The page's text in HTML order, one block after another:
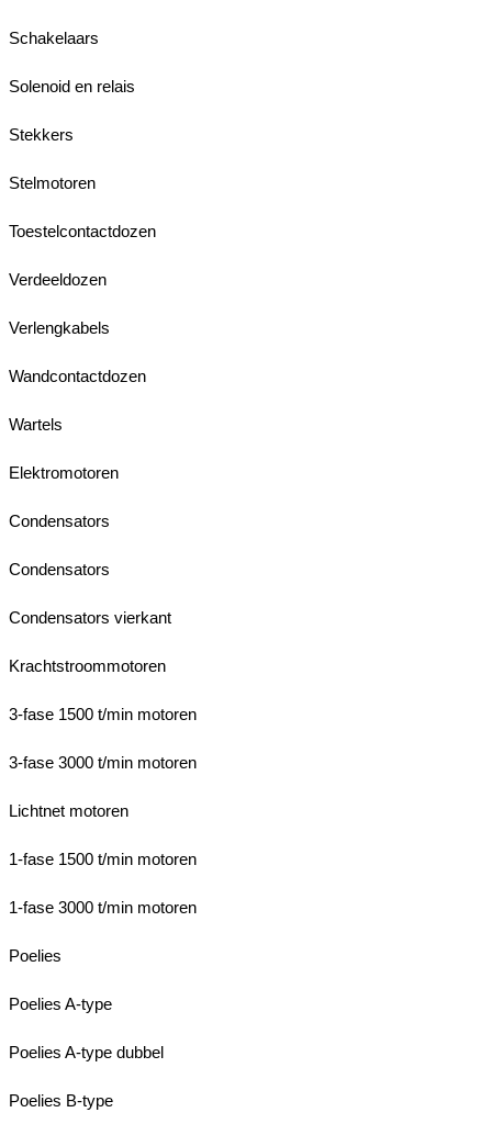
Schakelaars
Solenoid en relais
Stekkers
Stelmotoren
Toestelcontactdozen
Verdeeldozen
Verlengkabels
Wandcontactdozen
Wartels
Elektromotoren
Condensators
Condensators
Condensators vierkant
Krachtstroommotoren
3-fase 1500 t/min motoren
3-fase 3000 t/min motoren
Lichtnet motoren
1-fase 1500 t/min motoren
1-fase 3000 t/min motoren
Poelies
Poelies A-type
Poelies A-type dubbel
Poelies B-type